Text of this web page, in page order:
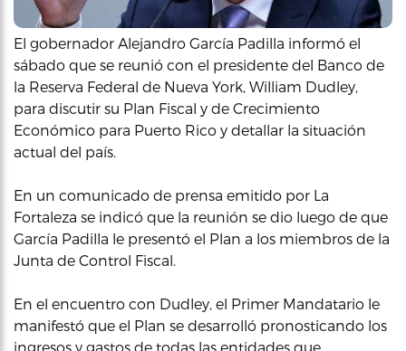
El gobernador Alejandro García Padilla informó el
sábado que se reunió con el presidente del Banco de
la Reserva Federal de Nueva York, William Dudley,
para discutir su Plan Fiscal y de Crecimiento
Económico para Puerto Rico y detallar la situación
actual del país.
En un comunicado de prensa emitido por La
Fortaleza se indicó que la reunión se dio luego de que
García Padilla le presentó el Plan a los miembros de la
Junta de Control Fiscal.
En el encuentro con Dudley, el Primer Mandatario le
manifestó que el Plan se desarrolló pronosticando los
ingresos y gastos de todas las entidades que